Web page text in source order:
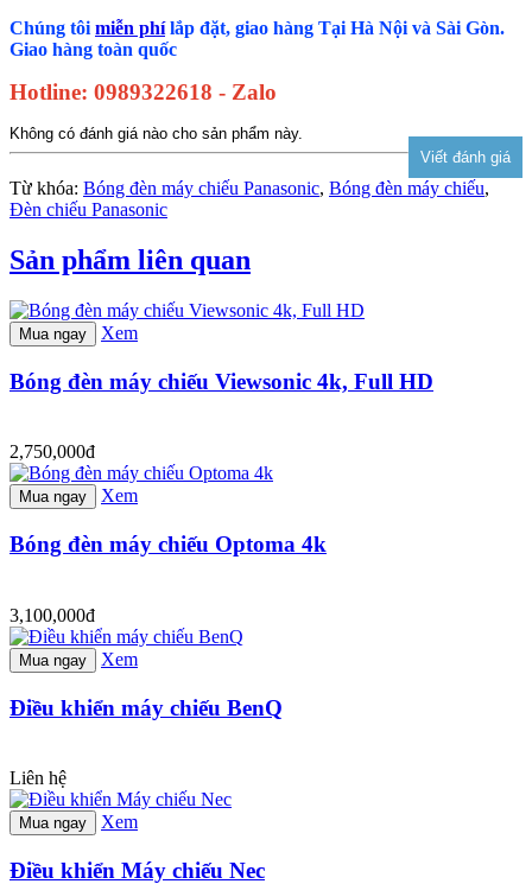
Chúng tôi miễn phílắp đặt, giao hàng Tại Hà Nội và Sài Gòn.
Giao hàng toàn quốc
Hotline: 0989322618 - Zalo
Không có đánh giá nào cho sản phẩm này.
Từ khóa: Bóng đèn máy chiếu Panasonic, Bóng đèn máy chiếu,
Đèn chiếu Panasonic
Sản phẩm liên quan
Mua ngay Xem
Bóng đèn máy chiếu Viewsonic 4k, Full HD
2,750,000đ
Mua ngay Xem
Bóng đèn máy chiếu Optoma 4k
3,100,000đ
Mua ngay Xem
Điều khiển máy chiếu BenQ
Liên hệ
Mua ngay Xem
Điều khiển Máy chiếu Nec